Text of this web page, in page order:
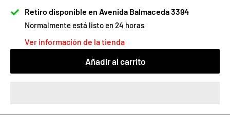
Retiro disponible en Avenida Balmaceda 3394
Normalmente está listo en 24 horas
Ver información de la tienda
Añadir al carrito